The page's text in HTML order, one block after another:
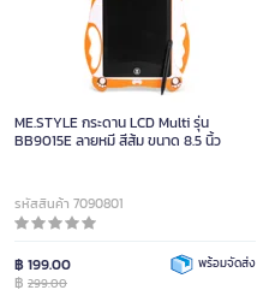
ME.STYLE กระดาน LCD Multi รุ่น
BB9015E ลายหมี สีส้ม ขนาด 8.5 นิ้ว
รหัสสินค้า 7090801
฿ 199.00
฿ 299.00
พร้อมจัดส่ง